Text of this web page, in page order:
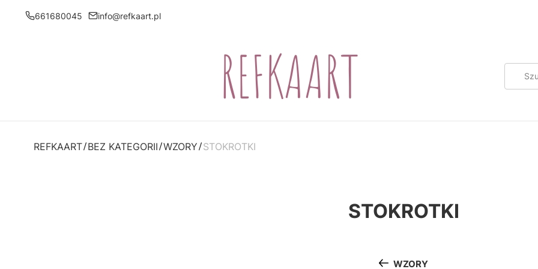
661680045 info@refkaart.pl
REFKAART BEZ KATEGORII WZORY STOKROTKI
STOKROTKI
WZORY